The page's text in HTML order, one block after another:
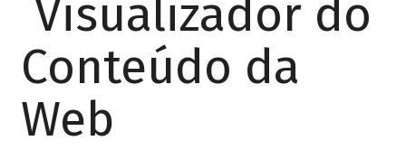
Visualizador do
Conteúdo da
Web